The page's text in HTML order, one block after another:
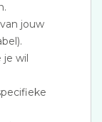
jouw
je wil